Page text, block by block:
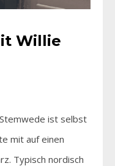
Willie
ist selbst
mit auf einen
Typisch nordisch